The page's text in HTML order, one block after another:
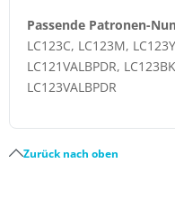
Passende Patronen-
LC123C, LC123M,
LC121VALBPDR,
LC123VALBPDR
Zurück nach oben